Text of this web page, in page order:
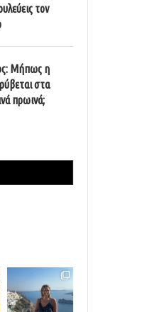
τον
Μήπως η
στα
πρωινά;